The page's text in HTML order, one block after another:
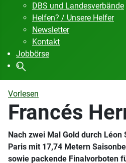
DBS und Landesverbände
Helfen? / Unsere Helfer
Newsletter
Kontakt
Jobbörse
Vorlesen
Francés
Nach zwei Mal Gold durch
Paris mit 17,74 Metern
sowie packende Finalvorboten